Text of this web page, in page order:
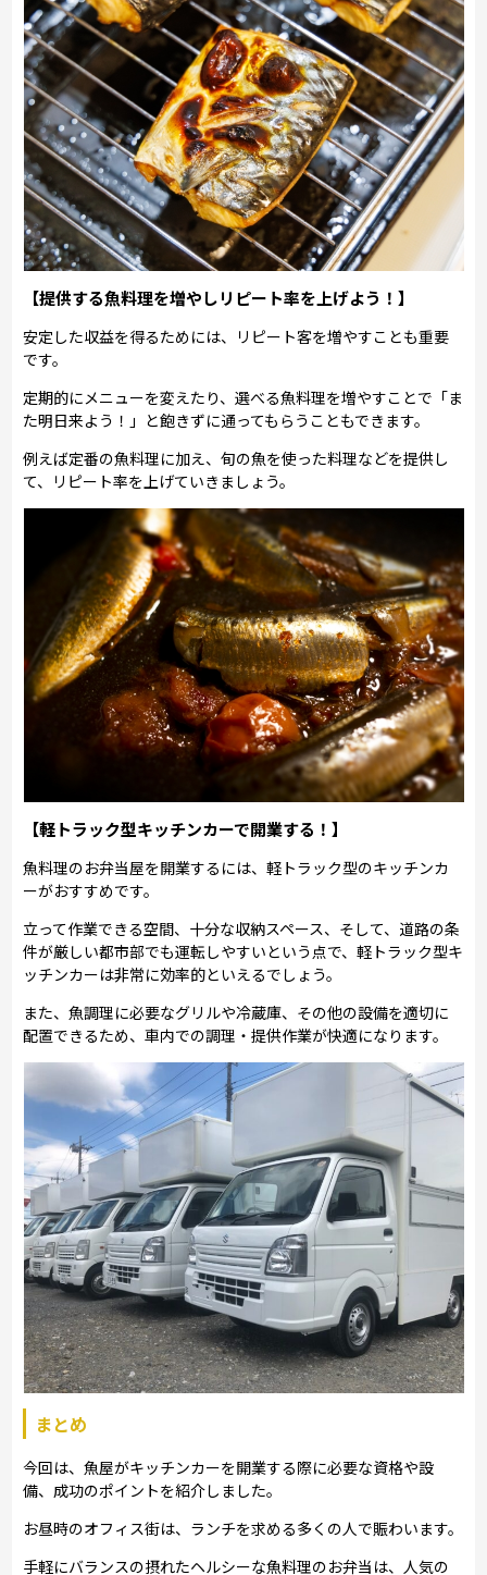
【提供する魚料理を増やしリピート率を上げよう！】
安定した収益を得るためには、リピート客を増やすことも重要
です。
定期的にメニューを変えたり、選べる魚料理を増やすことで「ま
た明日来よう！」と飽きずに通ってもらうこともできます。
例えば定番の魚料理に加え、旬の魚を使った料理などを提供し
て、リピート率を上げていきましょう。
【軽トラック型キッチンカーで開業する！】
魚料理のお弁当屋を開業するには、軽トラック型のキッチンカ
ーがおすすめです。
立って作業できる空間、十分な収納スペース、そして、道路の条
件が厳しい都市部でも運転しやすいという点で、軽トラック型キ
ッチンカーは非常に効率的といえるでしょう。
また、魚調理に必要なグリルや冷蔵庫、その他の設備を適切に
配置できるため、車内での調理・提供作業が快適になります。
まとめ
今回は、魚屋がキッチンカーを開業する際に必要な資格や設
備、成功のポイントを紹介しました。
お昼時のオフィス街は、ランチを求める多くの人で賑わいます。
手軽にバランスの摂れたヘルシーな魚料理のお弁当は、人気の